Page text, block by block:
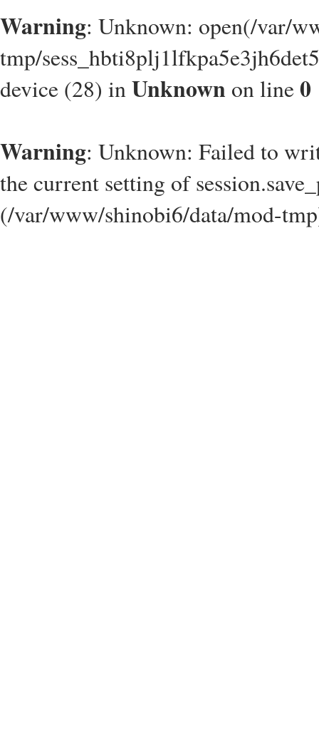
Warning: Unknown: open(/var/
tmp/
device (28) inUnknown on line0
Warning: Unknown: Failed to
the current setting of
(/var/www/shinobi6/data/mod-